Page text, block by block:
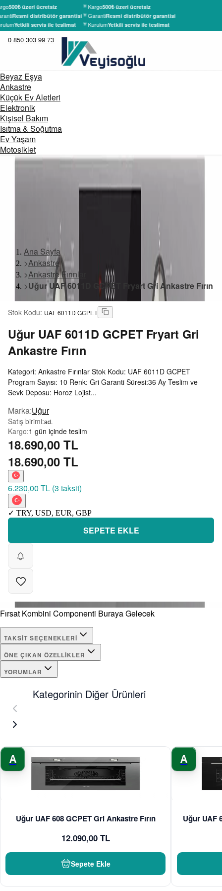
500₺ üzeri ücretsiz
Resmi distribütör garantisi
Yetkili servis ile teslimat
Kargo500₺ üzeri ücretsiz
GarantiResmi distribütör garantisi
KurulumYetkili servis ile teslimat
0 850 303 99 73
Beyaz Eşya
Ankastre
Küçük Ev Aletleri
Elektronik
Kişisel Bakım
Isıtma & Soğutma
Ev Yaşam
Motosiklet
Ana Sayfa
>Ankastre
>Ankastre Fırınlar
>Uğur UAF 6011D GCPET Fryart Gri Ankastre Fırın
Stok Kodu: UAF 6011D GCPET
Uğur UAF 6011D GCPET Fryart Gri
Ankastre Fırın
Kategori: Ankastre Fırınlar Stok Kodu: UAF 6011D GCPET
Program Sayısı: 10 Renk: Gri Garanti Süresi:36 Ay Teslim ve
Sevk Deposu: Horoz Lojist...
Marka:Uğur
Satış birimi:ad.
Kargo:1 gün içinde teslim
18.690,00 TL
18.690,00 TL
6.230,00 TL (3 taksit)
✓ TRY, USD, EUR, GBP
SEPETE EKLE
Fırsat Kombini Componenti Buraya Gelecek
TAKSIT SEÇENEKLERI
ÖNE ÇIKAN ÖZELLIKLER
YORUMLAR
Kategorinin Diğer Ürünleri
A
Uğur UAF 608 GCPET Gri Ankastre Fırın
12.090,00 TL
Sepete Ekle
A
Uğur UAF